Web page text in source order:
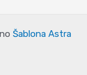
Šablona Astra